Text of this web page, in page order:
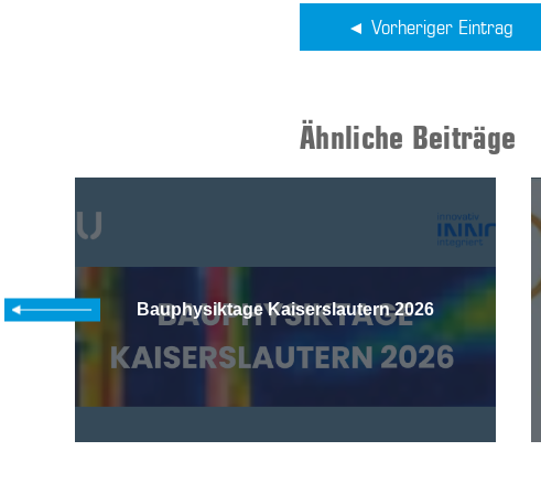
Vorheriger Eintrag
Ähnliche Beiträge
Bauphysiktage Kaiserslautern 2026